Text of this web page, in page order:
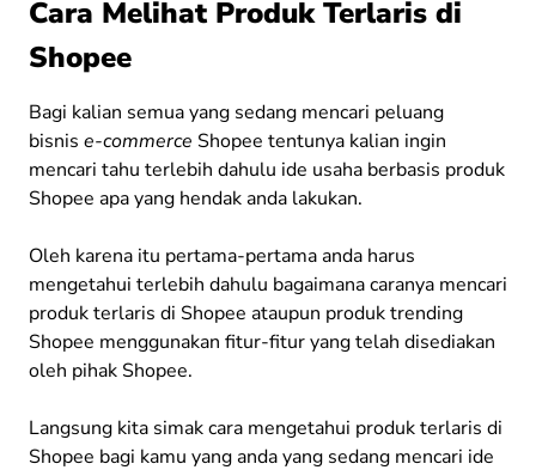
Cara Melihat Produk Terlaris di
Shopee
Bagi kalian semua yang sedang mencari peluang
bisnis e-commerce Shopee tentunya kalian ingin
mencari tahu terlebih dahulu ide usaha berbasis produk
Shopee apa yang hendak anda lakukan.
Oleh karena itu pertama-pertama anda harus
mengetahui terlebih dahulu bagaimana caranya mencari
produk terlaris di Shopee ataupun produk trending
Shopee menggunakan fitur-fitur yang telah disediakan
oleh pihak Shopee.
Langsung kita simak cara mengetahui produk terlaris di
Shopee bagi kamu yang anda yang sedang mencari ide